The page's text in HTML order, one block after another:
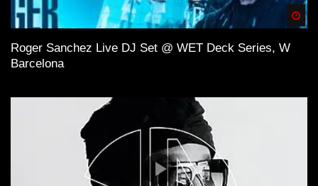
Roger Sanchez Live DJ Set @ WET Deck Series, W
Barcelona